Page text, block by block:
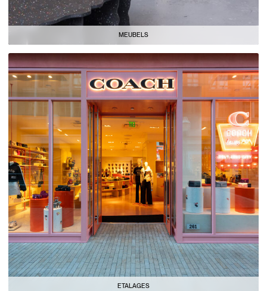
MEUBELS
ETALAGES